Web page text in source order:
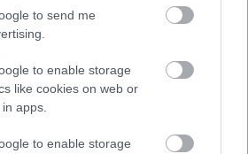
to send me
to enable storage
like cookies on web or
apps.
to enable storage
App alkalmazásaink bármely
integrálhatók, az igényeknek
bővítve azt. A paletta olyan
jelentéskészítés és egyéb platform
a változásközpontú vállalatok
miközben az új gazdasági kihívásoknak
az adódó lehetőségeket.